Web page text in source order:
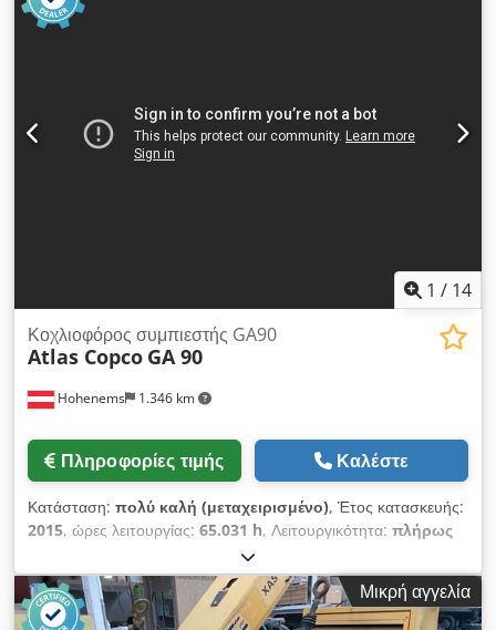
ελαττώματα. Κατάσταση & Επίσκεψη: Η πώληση γίνεται όπως
εξαγωγές. Όλες οι πληροφορίες παρέχονται χωρίς εγγύηση, τα
λάθη και η προηγούμενη πώληση επιφυλάσσονται. Ο πωλητής
1 / 14
Hohenems 1.346 km
Κοχλιοφόρος συμπιεστής GA90
Atlas Copco GA 90
Πληροφορίες τιμής Καλέστε
Κατάσταση: πολύ καλή (μεταχειρισμένο), Έτος κατασκευής:
2015, ώρες λειτουργίας: 65.031 h, Λειτουργικότητα: πλήρως
, Κοχλιοφόρος συμπιεστής Atlas Copco GA90
Chodpoy A Nwksfx Ah Tsa 90 kW 7,5 bar 16,87 m3/λεπτό
Έτος κατασκευής: 2015 Ώρες λειτουργίας: 65.031Μικρή αγγελία